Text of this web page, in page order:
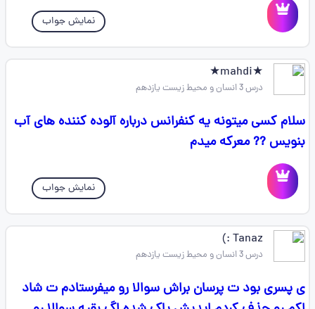
نمایش جواب
★mahdi★
درس 3 انسان و محیط زیست یازدهم
سلام کسی میتونه یه کنفرانس درباره آلوده کننده های آب
بنویس ?? معرکه میدم
نمایش جواب
Tanaz :)
درس 3 انسان و محیط زیست یازدهم
ی پسری بود ت پرسان براش سوالا رو میفرستادم ت شاد